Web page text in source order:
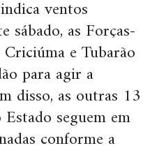
ventos
sábado, as Forças-
e Tubarão
para agir a
disso, as outras 13
seguem em
conforme a